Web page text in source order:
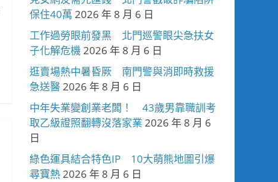
保住40萬 2026 年 8 月 6 日
工作過勞眼前發黑 北門巡警眼尖急扶女
子化解危機2026 年 8 月 6 日
逛賣場熱中暑昏厥 南門警與消即時救援
急送醫2026 年 8 月 6 日
中年失業變創業老闆！ 43歲男靠職訓考
取乙級證照翻轉沒落家業 2026 年 8 月 6
日
綠色運具結合特色IP 10大萌熊地圖引爆
尋寶熱2026 年 8 月 6 日